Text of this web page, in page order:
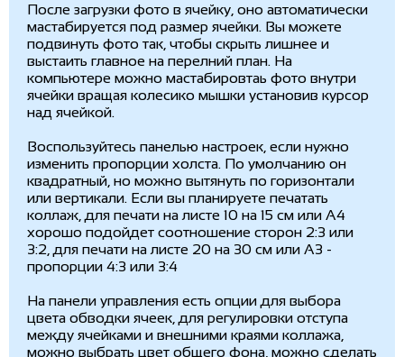
После загрузки фото в ячейку, оно автоматически
мастабируется под размер ячейки. Вы можете
подвинуть фото так, чтобы скрыть лишнее и
выстаить главное на перелний план. На
компьютере можно мастабировтаь фото внутри
ячейки вращая колесико мышки установив курсор
над ячейкой.
Воспользуйтесь панелью настроек, если нужно
изменить пропорции холста. По умолчанию он
квадратный, но можно вытянуть по горизонтали
или вертикали. Если вы планируете печатать
коллаж, для печати на листе 10 на 15 см или А4
хорошо подойдет соотношение сторон 2:3 или
3:2, для печати на листе 20 на 30 см или А3 -
пропорции 4:3 или 3:4
На панели управления есть опции для выбора
цвета обводки ячеек, для регулировки отступа
между ячейками и внешними краями коллажа,
можно выбрать цвет общего фона, можно сделать